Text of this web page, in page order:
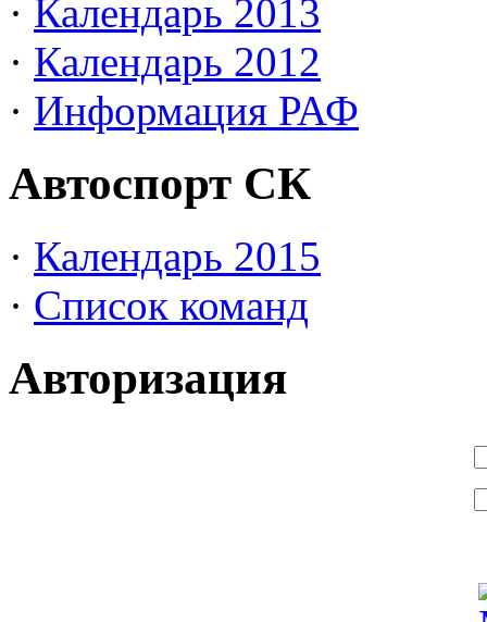
· Календарь 2013
· Календарь 2012
· Информация РАФ
Автоспорт СК
· Календарь 2015
· Список команд
Авторизация